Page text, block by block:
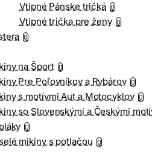
Vtipné Pánske tričká 0
Vtipné trička pre ženy 0
0
na Šport 0
Pre Poľovníkov a Rybárov 0
s motívmi Aut a Motocyklov 0
so Slovenskými a Českými
0
mikiny s potlačou 0